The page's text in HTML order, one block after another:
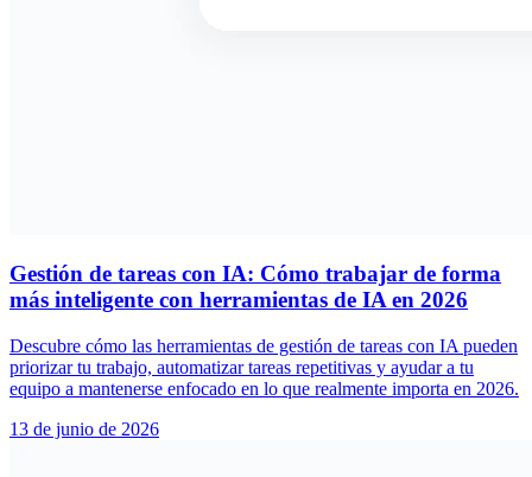
Gestión de tareas con IA: Cómo trabajar de forma
más inteligente con herramientas de IA en 2026
Descubre cómo las herramientas de gestión de tareas con IA pueden
priorizar tu trabajo, automatizar tareas repetitivas y ayudar a tu
equipo a mantenerse enfocado en lo que realmente importa en 2026.
13 de junio de 2026